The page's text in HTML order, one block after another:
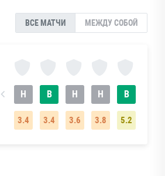
ВСЕ МАТЧИ МЕЖДУ СОБОЙ
Н
3.4
В
3.4
Н
3.6
Н
3.8
В
5.2